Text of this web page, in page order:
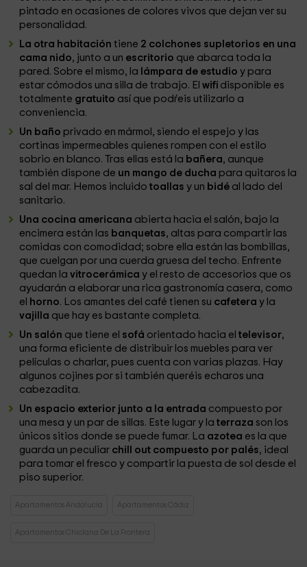
pintado en ocasiones de colores vivos que dejan ver su
personalidad.
La otra habitación tiene 2 colchones supletorios en una
cama nido, junto a un escritorio que abarca toda la
pared. Sobre el mismo, la lámpara de estudio y para
estar cómodos una silla de trabajo. Elwifi disponible es
totalmente gratuito así que podŕeis utilizarlo a
conveniencia.
Un baño privado en mármol, siendo el espejo y las
cortinas impermeables quienes rompen con el estilo
sobrio en blanco. Tras ellas está la bañera, aunque
también dispone de un mango de ducha para quitaros la
sal del mar. Hemos incluidotoallas y un bidé al lado del
sanitario.
Una cocina americana abierta hacia el salón, bajo la
encimera están las banquetas, altas para compartir las
comidas con comodidad; sobre ella están las bombillas,
que cuelgan por una cuerda gruesa del techo. Enfrente
quedan lavitrocerámica y el resto de accesorios que os
ayudarán a elaborar una rica gastronomía casera, como
el
horno. Los amantes del café tienen su cafetera y la
vajilla que hay es bastante completa.
Un salón que tiene el sofá orientado hacia eltelevisor,
una forma eficiente de distribuir los muebles para ver
películas o charlar, pues cuenta con varias plazas. Hay
algunos cojines por si también queréis echaros una
cabezadita.
Un espacio exterior junto a la entrada compuesto por
una mesa y un par de sillas. Este lugar y laterraza son los
únicos sitios donde se puede fumar. La azotea es la que
guarda un peculiar chill out compuesto por palés, ideal
para tomar el fresco y compartir la puesta de sol desde el
piso superior.
Apartamentos Andalucía Apartamentos Cádiz
Apartamentos Chiclana De La Frontera